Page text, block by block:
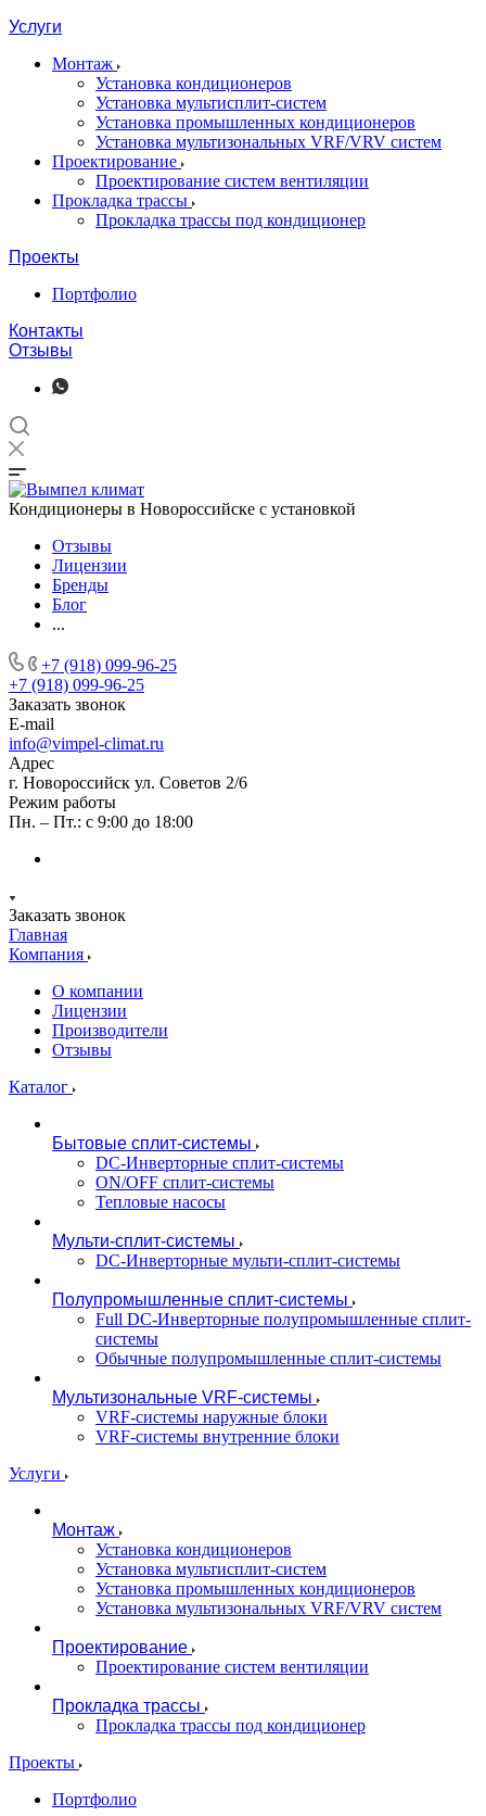
Услуги
Монтаж
Установка кондиционеров
Установка мультисплит-систем
Установка промышленных кондиционеров
Установка мультизональных VRF/VRV систем
Проектирование
Проектирование систем вентиляции
Прокладка трассы
Прокладка трассы под кондиционер
Проекты
Портфолио
Контакты
Отзывы
Кондиционеры в Новороссийске с установкой
Отзывы
Лицензии
Бренды
Блог
...
+7 (918) 099-96-25
+7 (918) 099-96-25
Заказать звонок
E-mail
info@vimpel-climat.ru
Адрес
г. Новороссийск ул. Советов 2/6
Режим работы
Пн. – Пт.: с 9:00 до 18:00
Заказать звонок
Главная
Компания
О компании
Лицензии
Производители
Отзывы
Каталог
Бытовые сплит-системы
DC-Инверторные сплит-системы
ON/OFF сплит-системы
Тепловые насосы
Мульти-сплит-системы
DC-Инверторные мульти-сплит-системы
Полупромышленные сплит-системы
Full DC-Инверторные полупромышленные сплит-
системы
Обычные полупромышленные сплит-системы
Мультизональные VRF-системы
VRF-системы наружные блоки
VRF-системы внутренние блоки
Услуги
Монтаж
Установка кондиционеров
Установка мультисплит-систем
Установка промышленных кондиционеров
Установка мультизональных VRF/VRV систем
Проектирование
Проектирование систем вентиляции
Прокладка трассы
Прокладка трассы под кондиционер
Проекты
Портфолио